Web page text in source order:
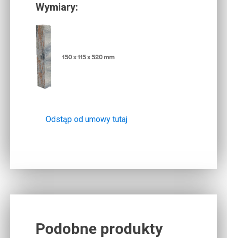
Wymiary:
Odstąp od umowy tutaj
Podobne produkty